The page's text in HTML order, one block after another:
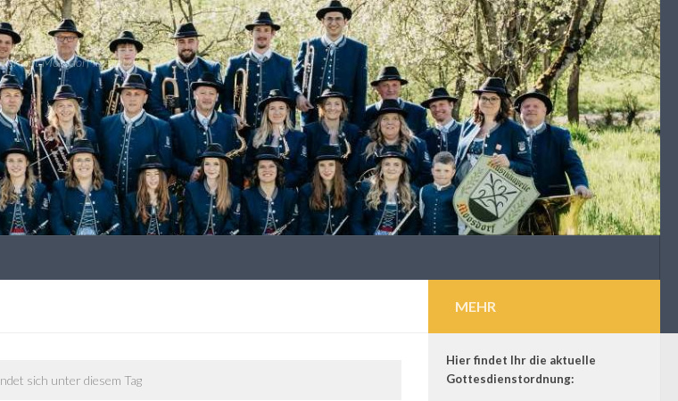
lebt Moosdorf im Netz!
sich unter diesem Tag
MEHR
Hier findet Ihr die aktuelle
Gottesdienstordnung: